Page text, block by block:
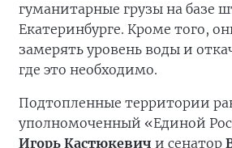
гуманитарные грузы на базе
Екатеринбурге. Кроме того,
замерять уровень воды и
где это необходимо.
Подтопленные территории
уполномоченный «Единой
Игорь Кастюкевич и сенатор